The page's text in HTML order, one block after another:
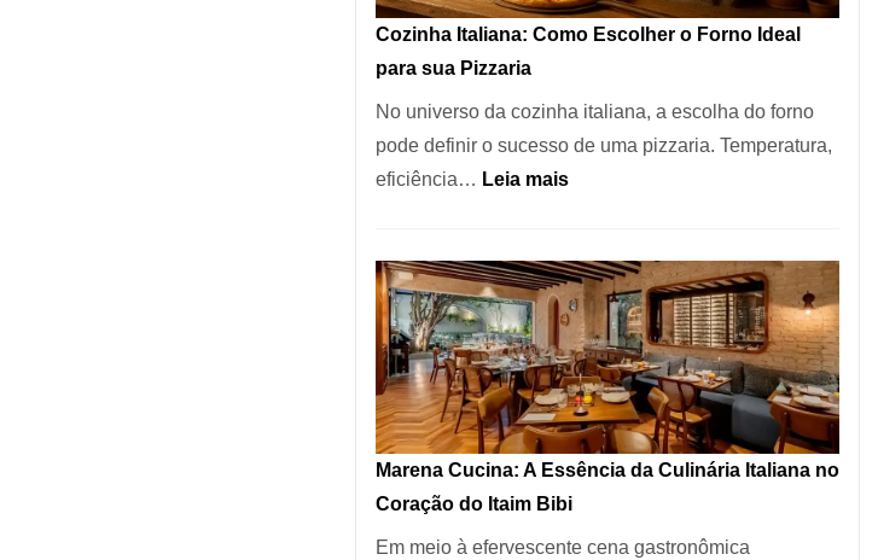
Comer?
Este
Portal
Quer
Resolver
Isso
Cozinha Italiana: Como Escolher o Forno Ideal
para sua Pizzaria
No universo da cozinha italiana, a escolha do forno
pode definir o sucesso de uma pizzaria. Temperatura,
eficiência… Leia mais:
Como
Escolher
o
Forno
Ideal
para
sua
Pizzaria
Marena Cucina: A Essência da Culinária Italiana no
Coração do Itaim Bibi
Em meio à efervescente cena gastronômica